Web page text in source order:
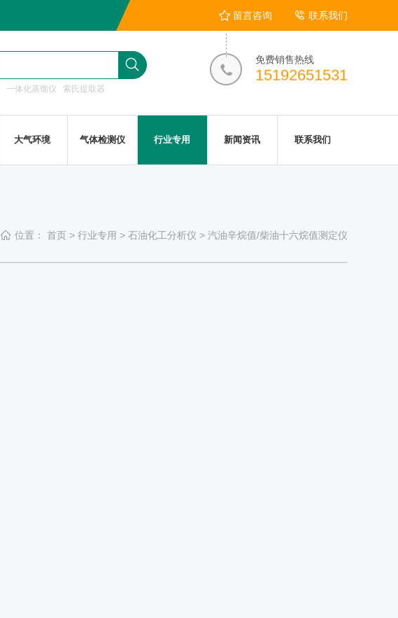
留言咨询 联系我们
一体化蒸馏仪 索氏提取器
免费销售热线
15192651531
大气环境 气体检测仪 行业专用 新闻资讯 联系我们
位置： 首页 > 行业专用 > 石油化工分析仪 > 汽油辛烷值/柴油十六烷值测定仪